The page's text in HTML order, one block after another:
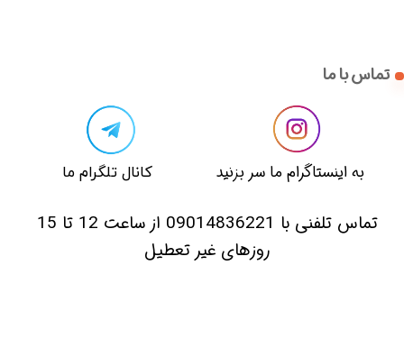
تماس با ما
​​به اینستاگرام ما سر بزنید​​​​​​​
​تماس تلفنی با 09014836221 از ساعت 12 تا 15
روزهای غیر تعطیل
​کانال تلگرام ما